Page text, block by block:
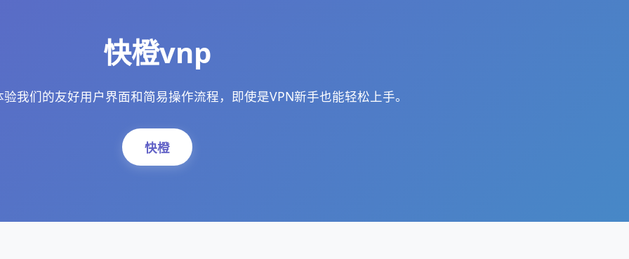
快橙vnp
我们的友好用户界面和简易操作流程，即使是VPN新手也能轻松上手。
快橙